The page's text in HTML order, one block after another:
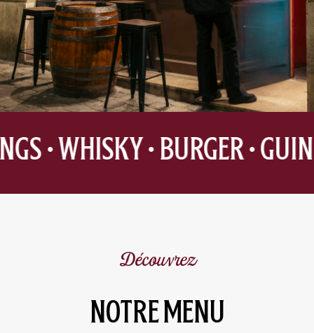
• WHISKY• BURGER •
Découvrez
NOTRE MENU